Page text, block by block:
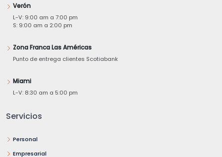
Verón
L-V: 9:00 am a 7:00 pm
S: 9:00 am a 2:00 pm
Zona Franca Las Américas
Punto de entrega clientes Scotiabank
Miami
L-V: 8:30 am a 5:00 pm
Servicios
Personal
Empresarial